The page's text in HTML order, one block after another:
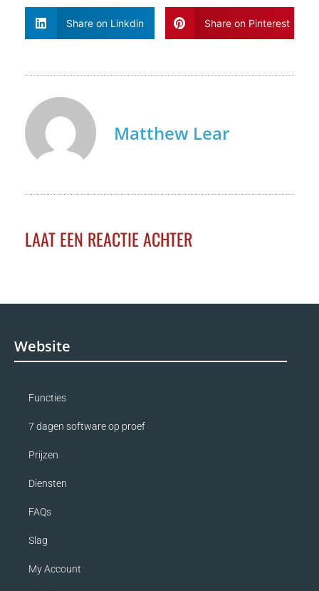
Share on Linkdin Share on Pinterest
Matthew Lear
LAAT EEN REACTIE ACHTER
Website
Functies
7 dagen software op proef
Prijzen
Diensten
FAQs
Slag
My Account